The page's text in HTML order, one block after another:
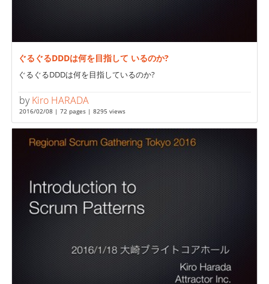
ぐるぐるDDDは何を目指して いるのか?
ぐるぐるDDDは何を目指しているのか?
byKiro HARADA
2016/02/08 | 72 pages | 8295 views